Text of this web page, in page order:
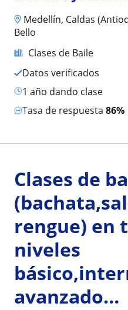
Medellín, Caldas
Bello
Clases de Baile
Datos verificados
1 año dando clase
Tasa de respuesta 86%
Clases de
rengue) en
niveles
avanzado…